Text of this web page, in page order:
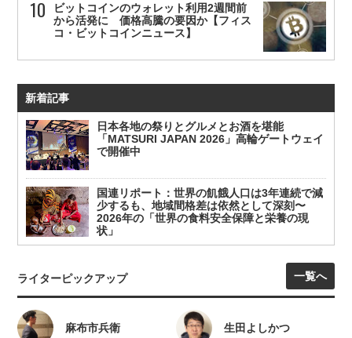
ビットコインのウォレット利用2週間前
から活発に 価格高騰の要因か【フィス
コ・ビットコインニュース】
新着記事
日本各地の祭りとグルメとお酒を堪能
「MATSURI JAPAN 2026」高輪ゲートウェイ
で開催中
国連リポート：世界の飢餓人口は3年連続で減
少するも、地域間格差は依然として深刻〜
2026年の「世界の食料安全保障と栄養の現
状」
ライターピックアップ 一覧へ
麻布市兵衛 生田よしかつ